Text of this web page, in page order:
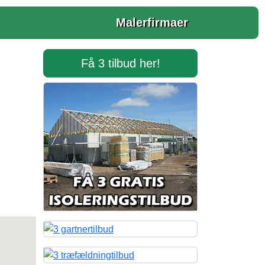
Malerfirmaer
Få 3 tilbud her!